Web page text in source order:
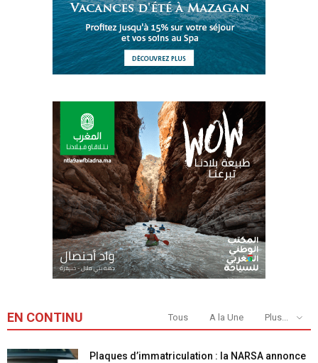
EN CONTINU Tous A la Une Plus...
Plaques d’immatriculation : la NARSA annonce